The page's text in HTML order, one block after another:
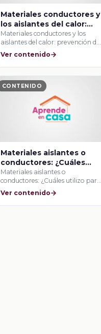
Materiales conductores y
los aislantes del calor:
prevención de accidentes
Materiales conductores y los
aislantes del calor: prevención de
accidentes
Ver contenido
CONTENIDO
Materiales aislantes o
conductores: ¿Cuáles
utilizo para construir un
recipiente térmico?
Materiales aislantes o
conductores: ¿Cuáles utilizo para
construir un recipiente térmico?
Ver contenido